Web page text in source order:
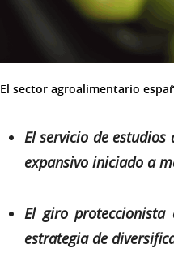
El sector agroalimentario
El servicio de
expansivo iniciado a
El giro
estrategia de